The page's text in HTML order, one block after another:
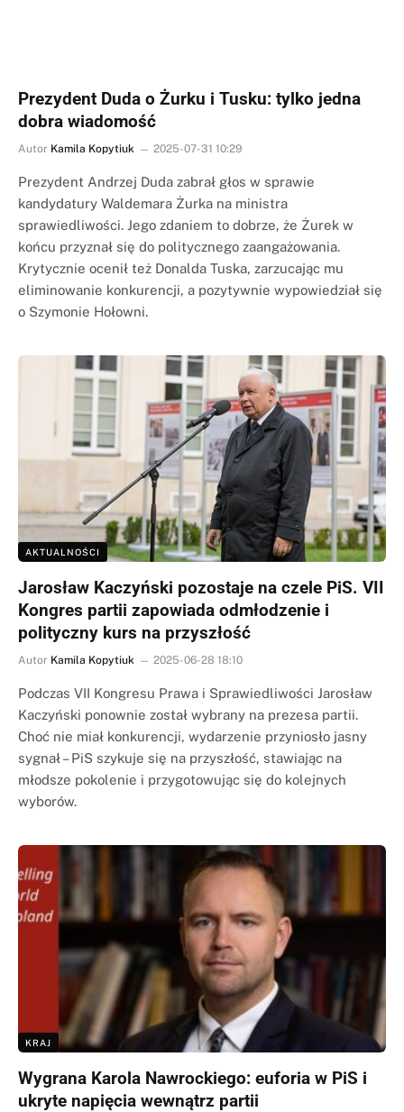
Prezydent Duda o Żurku i Tusku: tylko jedna
dobra wiadomość
Autor Kamila Kopytiuk 2025-07-31 10:29
Prezydent Andrzej Duda zabrał głos w sprawie
kandydatury Waldemara Żurka na ministra
sprawiedliwości. Jego zdaniem to dobrze, że Żurek w
końcu przyznał się do politycznego zaangażowania.
Krytycznie ocenił też Donalda Tuska, zarzucając mu
eliminowanie konkurencji, a pozytywnie wypowiedział się
o Szymonie Hołowni.
AKTUALNOŚCI
Jarosław Kaczyński pozostaje na czele PiS. VII
Kongres partii zapowiada odmłodzenie i
polityczny kurs na przyszłość
Autor Kamila Kopytiuk 2025-06-28 18:10
Podczas VII Kongresu Prawa i Sprawiedliwości Jarosław
Kaczyński ponownie został wybrany na prezesa partii.
Choć nie miał konkurencji, wydarzenie przyniosło jasny
sygnał – PiS szykuje się na przyszłość, stawiając na
młodsze pokolenie i przygotowując się do kolejnych
wyborów.
KRAJ
Wygrana Karola Nawrockiego: euforia w PiS i
ukryte napięcia wewnątrz partii